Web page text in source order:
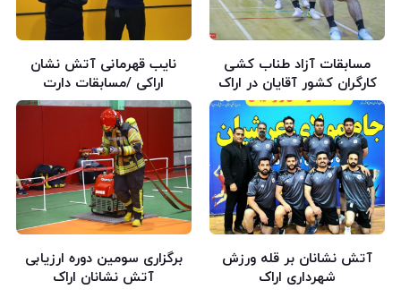
مسابقات آزاد طناب کشی
کارگران کشور آقایان در اراک
نایب قهرمانی آتش نشان
اراکی /مسابقات دارت
آتش نشانان بر قله ورزش
شهرداری اراک
برگزاری سومین دوره ارزیابی
آتش نشانان اراک